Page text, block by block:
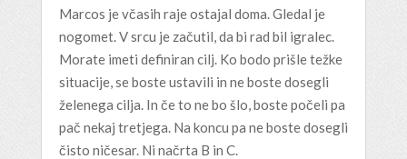
Marcos je včasih raje ostajal doma. Gledal je
nogomet. V srcu je začutil, da bi rad bil igralec.
Morate imeti definiran cilj. Ko bodo prišle težke
situacije, se boste ustavili in ne boste dosegli
želenega cilja. In če to ne bo šlo, boste počeli pa
pač nekaj tretjega. Na koncu pa ne boste dosegli
čisto ničesar. Ni načrta B in C.